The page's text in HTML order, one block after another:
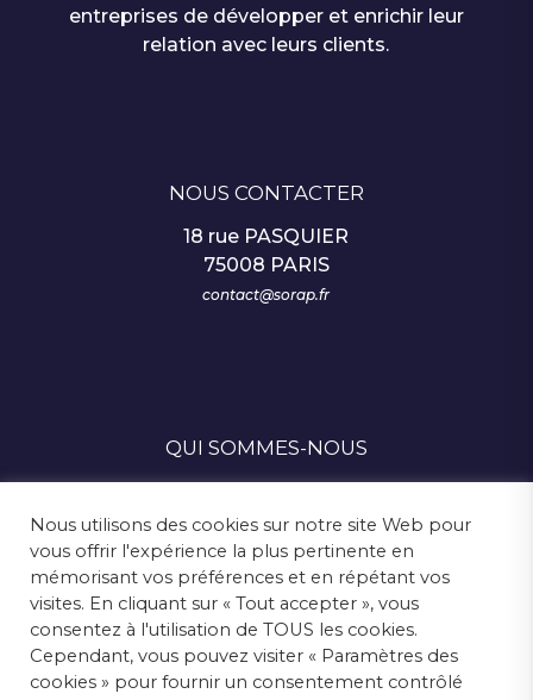
entreprises de développer et enrichir leur
relation avec leurs clients.
NOUS CONTACTER
18 rue PASQUIER
75008 PARIS
contact@sorap.fr
QUI SOMMES-NOUS
MENTIONS LÉGALES
ESPACE PRESSE
Nous utilisons des cookies sur notre site Web pour
vous offrir l'expérience la plus pertinente en
mémorisant vos préférences et en répétant vos
visites. En cliquant sur « Tout accepter », vous
consentez à l'utilisation de TOUS les cookies.
Cependant, vous pouvez visiter « Paramètres des
cookies » pour fournir un consentement contrôlé